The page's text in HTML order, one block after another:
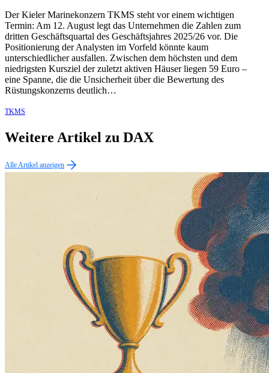
Der Kieler Marinekonzern TKMS steht vor einem wichtigen
Termin: Am 12. August legt das Unternehmen die Zahlen zum
dritten Geschäftsquartal des Geschäftsjahres 2025/26 vor. Die
Positionierung der Analysten im Vorfeld könnte kaum
unterschiedlicher ausfallen. Zwischen dem höchsten und dem
niedrigsten Kursziel der zuletzt aktiven Häuser liegen 59 Euro –
eine Spanne, die die Unsicherheit über die Bewertung des
Rüstungskonzerns deutlich…
TKMS
Weitere Artikel zu DAX
Alle Artikel anzeigen